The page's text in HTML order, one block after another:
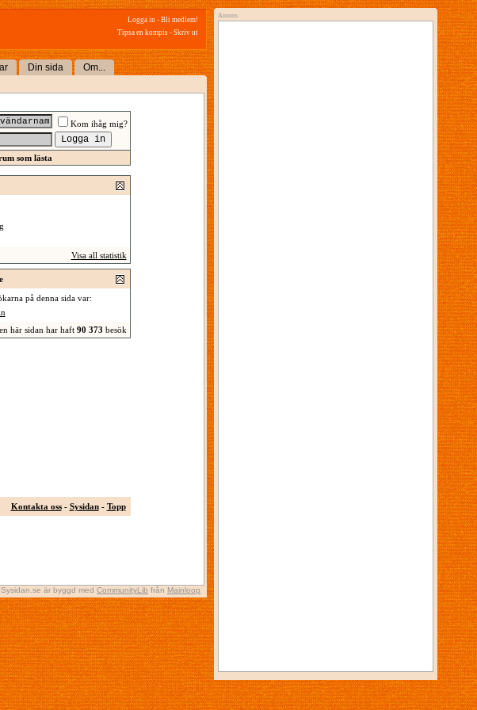
Logga in - Bli medlem!
Tipsa en kompis - Skriv ut
Din sida Om...
Kom ihåg mig?
som lästa
Visa all statistik
på denna sida var:
här sidan har haft 90 373 besök
Kontakta oss- Sysidan- Topp
Sysidan.se är byggd med CommunityLib från Mainloop
Annons